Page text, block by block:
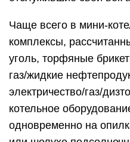
Чаще всего в мини-
комплексы,
уголь, торфяные
газ/жидкие
электричество/газ/
котельное
одновременно на